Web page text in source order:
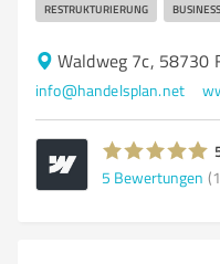
RESTRUKTURIERUNG
Waldweg 7c, 58730
info@handelsplan.net
5 Bewertungen